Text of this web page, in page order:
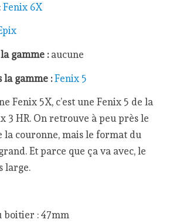
: Fenix 6X
gamme : aucune
la gamme : Fenix 5
Fenix 5X, c’est une Fenix 5 de la
3 HR. On retrouve à peu près le
la couronne, mais le format du
Et parce que ça va avec, le
large.
boitier : 47mm